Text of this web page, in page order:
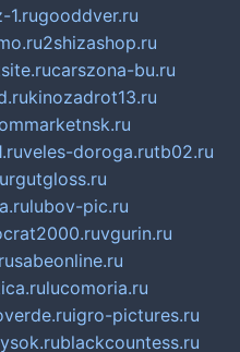
1.rugooddver.ru
2shizashop.ru
carszona-bu.ru
kinozadrot13.ru
veles-doroga.rutb02.ru
lubov-pic.ru
vgurin.ru
sabeonline.ru
lucomoria.ru
igro-pictures.ru
blackcountess.ru